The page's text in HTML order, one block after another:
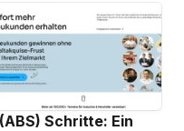
Schritte: Ein